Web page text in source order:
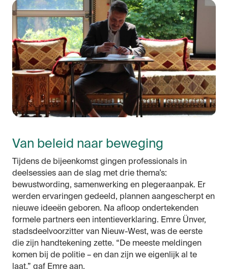
Van beleid naar beweging
Tijdens de bijeenkomst gingen professionals in
deelsessies aan de slag met drie thema’s:
bewustwording, samenwerking en plegeraanpak. Er
werden ervaringen gedeeld, plannen aangescherpt en
nieuwe ideeën geboren. Na afloop ondertekenden
formele partners een intentieverklaring. Emre Ünver,
stadsdeelvoorzitter van Nieuw-West, was de eerste
die zijn handtekening zette. “De meeste meldingen
komen bij de politie – en dan zijn we eigenlijk al te
laat,” gaf Emre aan.